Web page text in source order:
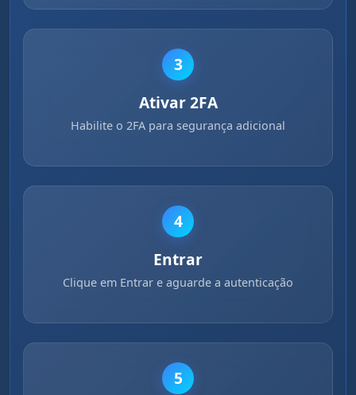
3
Ativar 2FA
Habilite o 2FA para segurança adicional
4
Entrar
Clique em Entrar e aguarde a autenticação
5